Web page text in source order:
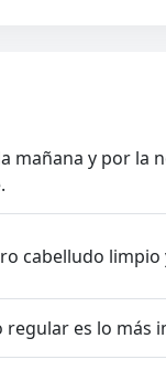
mañana y por la
cabelludo limpio
regular es lo más